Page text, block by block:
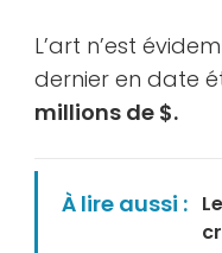
L’art n’est
dernier en date
millions de $.
À lire aussi :